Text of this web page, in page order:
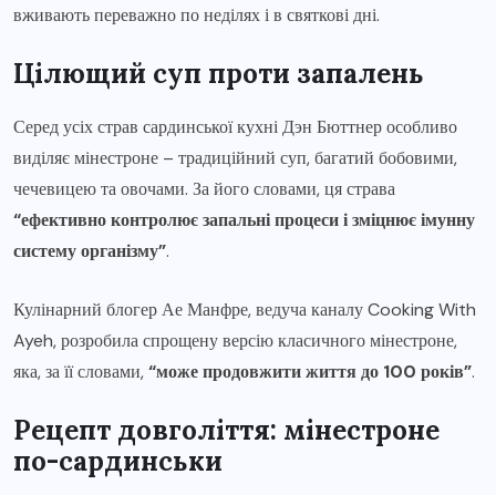
вживають переважно по неділях і в святкові дні.
Цілющий суп проти запалень
Серед усіх страв сардинської кухні Дэн Бюттнер особливо
виділяє мінестроне – традиційний суп, багатий бобовими,
чечевицею та овочами. За його словами, ця страва
“ефективно контролює запальні процеси і зміцнює імунну
систему організму”.
Кулінарний блогер Ае Манфре, ведуча каналу Cooking With
Ayeh, розробила спрощену версію класичного мінестроне,
яка, за її словами,“може продовжити життя до 100 років”.
Рецепт довголіття: мінестроне
по-сардинськи